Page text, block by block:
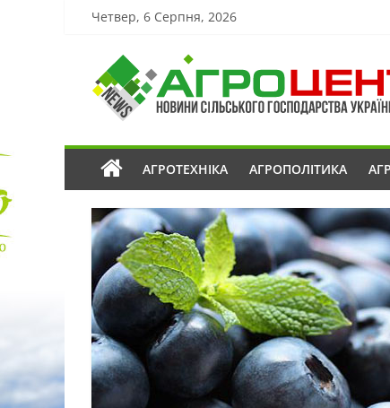
Четвер, 6 Серпня, 2026
АГРОТЕХНІКА АГРОПОЛІТИКА